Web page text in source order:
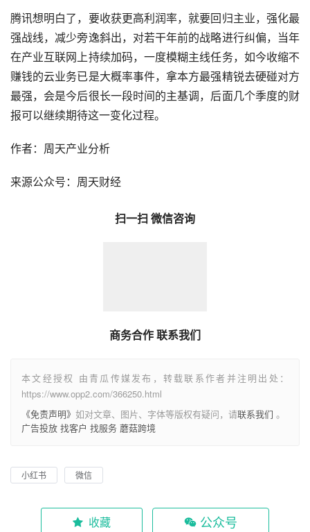
腾讯想明白了，要收获更高利润率，就要回归主业，强化最
强战线，减少旁逸斜出，对若干年前的战略进行纠偏，当年
在产业互联网上持续加码，一度模糊主线任务，如今收缩不
赚钱的云业务已是大概率事件，拿本方最强精锐去硬碰对方
最强，会是今后很长一段时间的主基调，后面几个季度的财
报可以继续期待这一变化过程。
作者：周天产业分析
来源公众号：周天财经
扫一扫 微信咨询
商务合作 联系我们
本文经授权 由青瓜传媒发布，转载联系作者并注明出处：
https://www.opp2.com/366250.html
《免责声明》 如对文章、图片、字体等版权有疑问，请联系我们 。
广告投放 找客户 找服务 蘑菇跨境
小红书 微信
收藏 公众号